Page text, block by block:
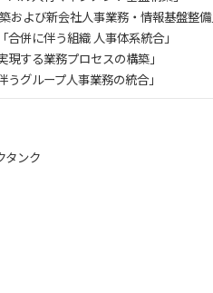
および新会社人事業務・情報基盤整備
合併に伴う組織 人事体系統合」
現する業務プロセスの構築」
グループ人事業務の統合」
タンク